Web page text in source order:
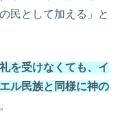
民として加える」と
を受けなくても、イ
ル民族と同様に神の